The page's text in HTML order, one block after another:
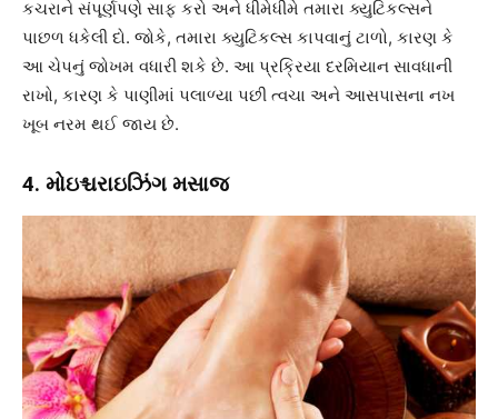
કચરાને સંપૂર્ણપણે સાફ કરો અને ધીમેધીમે તમારા ક્યુટિકલ્સને
પાછળ ધકેલી દો. જોકે, તમારા ક્યુટિકલ્સ કાપવાનું ટાળો, કારણ કે
આ ચેપનું જોખમ વધારી શકે છે. આ પ્રક્રિયા દરમિયાન સાવધાની
રાખો, કારણ કે પાણીમાં પલાળ્યા પછી ત્વચા અને આસપાસના નખ
ખૂબ નરમ થઈ જાય છે.
4. મોઇશ્ચરાઇઝિંગ મસાજ